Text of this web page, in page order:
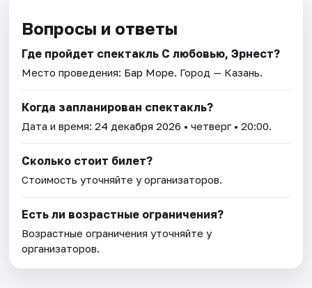
Вопросы и ответы
Где пройдет спектакль С любовью, Эрнест?
Место проведения: Бар Море. Город — Казань.
Когда запланирован спектакль?
Дата и время:24 декабря 2026 • четверг • 20:00.
Сколько стоит билет?
Стоимость уточняйте у организаторов.
Есть ли возрастные ограничения?
Возрастные ограничения уточняйте у
организаторов.